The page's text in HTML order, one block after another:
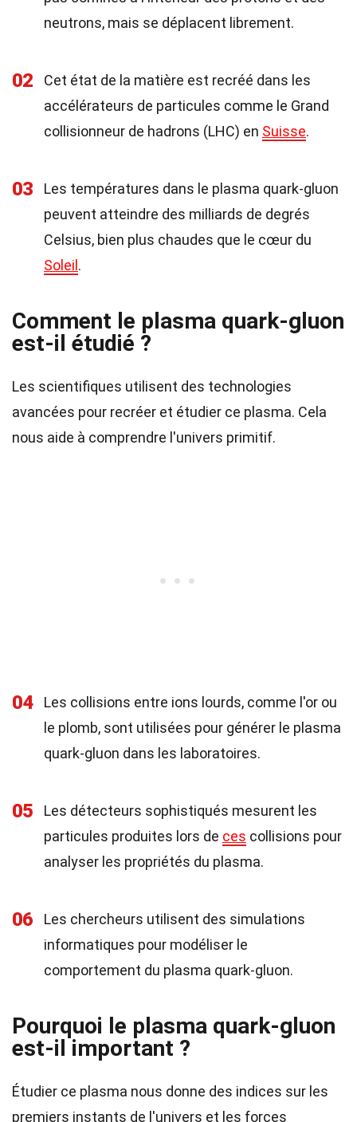
neutrons, mais se déplacent librement.
02
Cet état de la matière est recréé dans les
accélérateurs de particules comme le Grand
collisionneur de hadrons (LHC) en Suisse.
03
Les températures dans le plasma quark-gluon
peuvent atteindre des milliards de degrés
Celsius, bien plus chaudes que le cœur du
Soleil .
Comment le plasma quark-gluon
est-il étudié ?
Les scientifiques utilisent des technologies
avancées pour recréer et étudier ce plasma. Cela
nous aide à comprendre l'univers primitif.
04
Les collisions entre ions lourds, comme l'or ou
le plomb, sont utilisées pour générer le plasma
quark-gluon dans les laboratoires.
05
Les détecteurs sophistiqués mesurent les
particules produites lors de ces collisions pour
analyser les propriétés du plasma.
06
Les chercheurs utilisent des simulations
informatiques pour modéliser le
comportement du plasma quark-gluon.
Pourquoi le plasma quark-gluon
est-il important ?
Étudier ce plasma nous donne des indices sur les
premiers instants de l'univers et les forces